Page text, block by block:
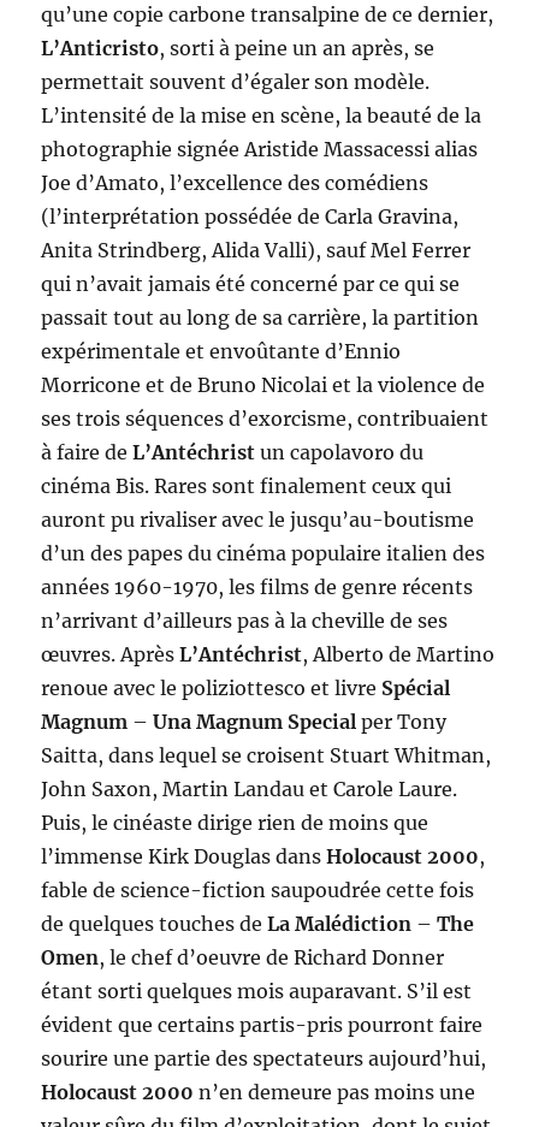
qu’une copie carbone transalpine de ce dernier,
L’Anticristo, sorti à peine un an après, se
permettait souvent d’égaler son modèle.
L’intensité de la mise en scène, la beauté de la
photographie signée Aristide Massacessi alias
Joe d’Amato, l’excellence des comédiens
(l’interprétation possédée de Carla Gravina,
Anita Strindberg, Alida Valli), sauf Mel Ferrer
qui n’avait jamais été concerné par ce qui se
passait tout au long de sa carrière, la partition
expérimentale et envoûtante d’Ennio
Morricone et de Bruno Nicolai et la violence de
ses trois séquences d’exorcisme, contribuaient
à faire deL’Antéchrist un capolavoro du
cinéma Bis. Rares sont finalement ceux qui
auront pu rivaliser avec le jusqu’au-boutisme
d’un des papes du cinéma populaire italien des
années 1960-1970, les films de genre récents
n’arrivant d’ailleurs pas à la cheville de ses
œuvres. AprèsL’Antéchrist, Alberto de Martino
renoue avec le poliziottesco et livre Spécial
Magnum – Una Magnum Specialper Tony
Saitta, dans lequel se croisent Stuart Whitman,
John Saxon, Martin Landau et Carole Laure.
Puis, le cinéaste dirige rien de moins que
l’immense Kirk Douglas dansHolocaust 2000,
fable de science-fiction saupoudrée cette fois
de quelques touches deLa Malédiction – The
Omen, le chef d’oeuvre de Richard Donner
étant sorti quelques mois auparavant. S’il est
évident que certains partis-pris pourront faire
sourire une partie des spectateurs aujourd’hui,
Holocaust 2000 n’en demeure pas moins une